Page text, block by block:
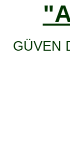
GÜVEN